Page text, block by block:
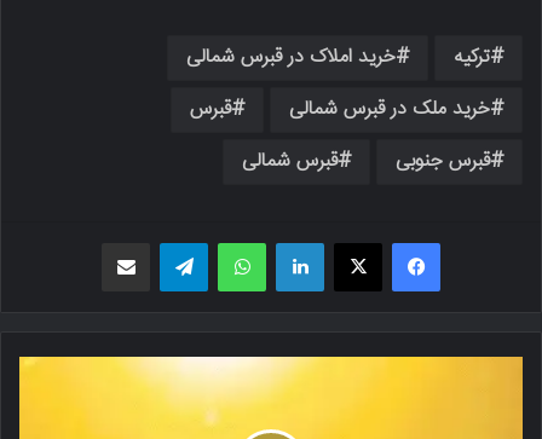
ترکیه
خرید املاک در قبرس شمالی
خرید ملک در قبرس شمالی
قبرس
قبرس جنوبی
قبرس شمالی
فیسبوک X لینکدین واتس اپ